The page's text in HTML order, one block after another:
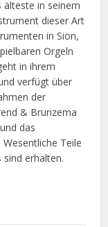
älteste in seinem
dieser Art
in Sion,
Orgeln
in ihrem
verfügt über
der
& Brunzema
das
Teile
sind erhalten.